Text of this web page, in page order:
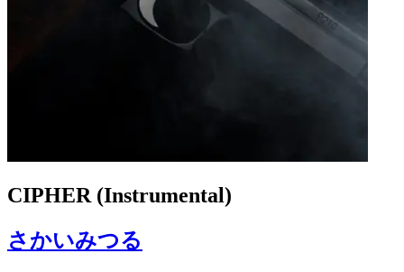
CIPHER (Instrumental)
さかいみつる